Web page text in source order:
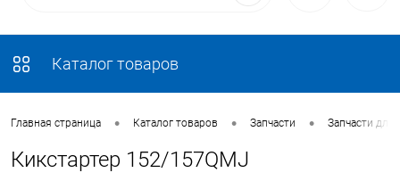
Каталог товаров
Главная страница • Каталог товаров • Запчасти • Запчасти для
Кикстартер 152/157QMJ